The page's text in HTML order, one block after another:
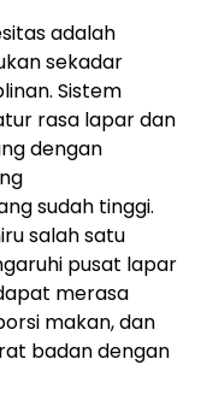
adalah
sekadar
Sistem
rasa lapar dan
dengan
sudah tinggi.
salah satu
pusat lapar
merasa
makan, dan
badan dengan